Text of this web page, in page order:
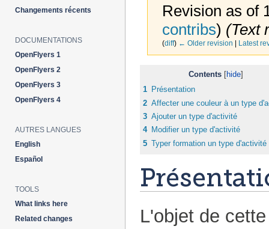
Revision as of
contribs) (Text
(diff) ← Older revision | Latest
to
navigation
to
search
Contents
1 Présentation
2 Affecter une couleur à un type
3 Ajouter un type d'activité
4 Modifier un type d'activité
5 Typer formation un type d'activité
L'objet de
Changements récents
DOCUMENTATIONS
OpenFlyers 1
OpenFlyers 2
OpenFlyers 3
OpenFlyers 4
AUTRES LANGUES
English
Español
TOOLS
What links here
Related changes